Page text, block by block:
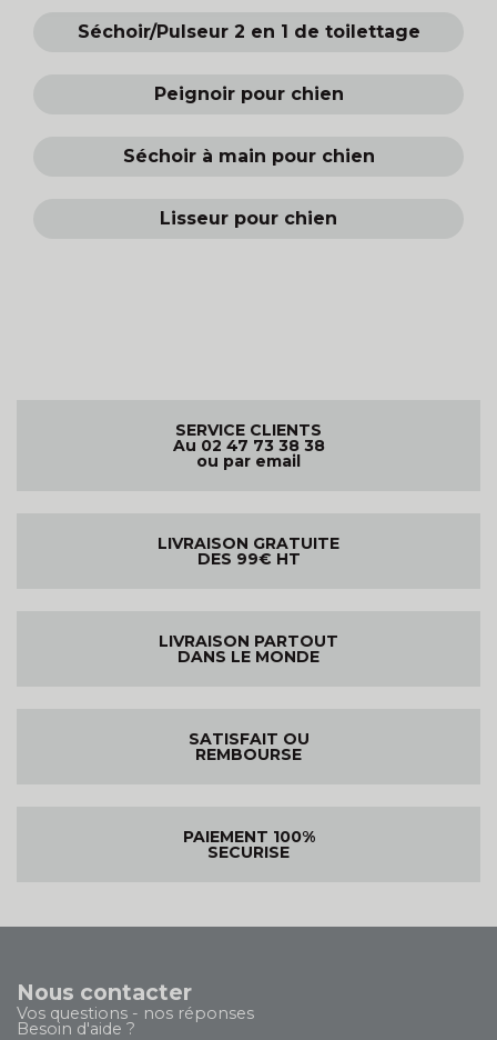
Séchoir/Pulseur 2 en 1 de toilettage
Peignoir pour chien
Séchoir à main pour chien
Lisseur pour chien
SERVICE CLIENTS
Au 02 47 73 38 38
ou par email
LIVRAISON GRATUITE
DES 99€ HT
LIVRAISON PARTOUT
DANS LE MONDE
SATISFAIT OU
REMBOURSE
PAIEMENT 100%
SECURISE
Nous contacter
Vos questions - nos réponses
Besoin d'aide ?